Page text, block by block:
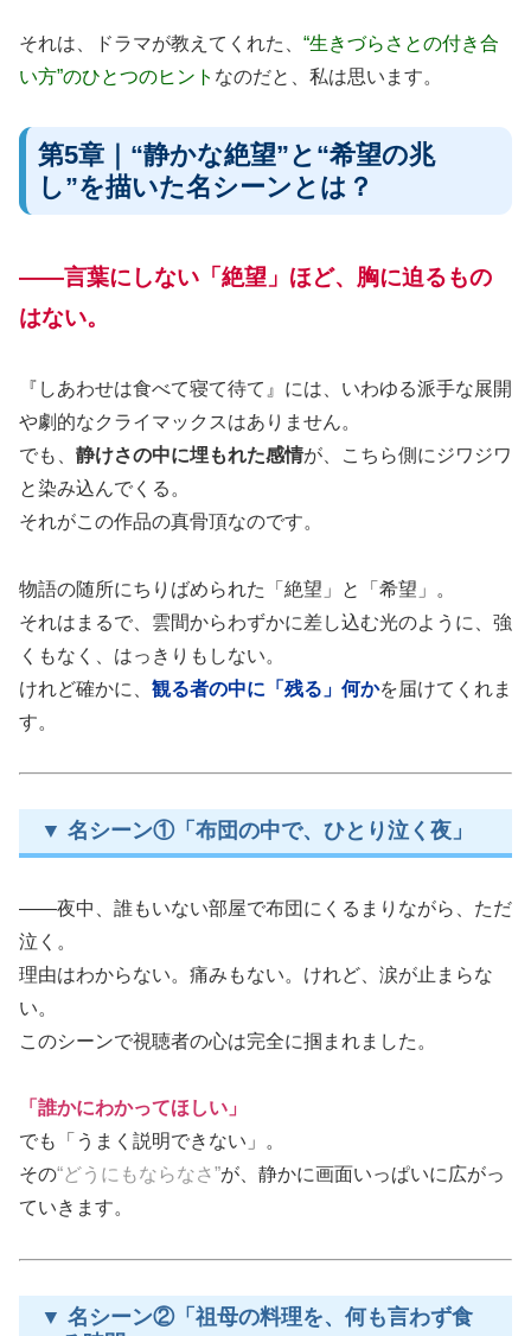
それは、ドラマが教えてくれた、 “生きづらさとの付き合
い方”のひとつのヒント なのだと、私は思います。
第5章｜“静かな絶望”と“希望の兆
し”を描いた名シーンとは？
——言葉にしない「絶望」ほど、胸に迫るもの
はない。
『しあわせは食べて寝て待て』には、いわゆる派手な展開
や劇的なクライマックスはありません。
でも、 静けさの中に埋もれた感情が、こちら側にジワジワ
と染み込んでくる。
それがこの作品の真骨頂なのです。
物語の随所にちりばめられた「絶望」と「希望」。
それはまるで、雲間からわずかに差し込む光のように、強
くもなく、はっきりもしない。
けれど確かに、 観る者の中に「残る」何かを届けてくれま
す。
▼ 名シーン①「布団の中で、ひとり泣く夜」
——夜中、誰もいない部屋で布団にくるまりながら、ただ
泣く。
理由はわからない。痛みもない。けれど、涙が止まらな
い。
このシーンで視聴者の心は完全に掴まれました。
「誰かにわかってほしい」
でも「うまく説明できない」。
その“どうにもならなさ”が、静かに画面いっぱいに広がっ
ていきます。
▼ 名シーン②「祖母の料理を、何も言わず食